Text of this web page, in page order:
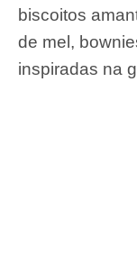
biscoitos
de mel,
inspiradas na